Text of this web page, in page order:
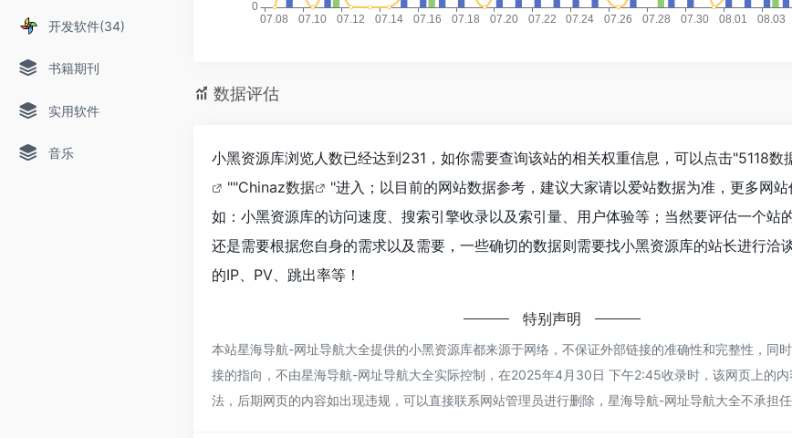
开发软件(34)
书籍期刊
实用软件
音乐
数据评估
小黑资源库浏览人数已经达到231，如你需要查询该站的相关权重信息，可以点击"5118数
""Chinaz数据
"进入；以目前的网站数据参考，建议大家请以爱站数据为准，更多网
如：小黑资源库的访问速度、搜索引擎收录以及索引量、用户体验等；当然要评估一个站
还是需要根据您自身的需求以及需要，一些确切的数据则需要找小黑资源库的站长进行洽
的IP、PV、跳出率等！
特别声明
本站星海导航-网址导航大全提供的小黑资源库都来源于网络，不保证外部链接的准确性和完整性，同
接的指向，不由星海导航-网址导航大全实际控制，在2025年4月30日 下午2:45收录时，该网页上的内
法，后期网页的内容如出现违规，可以直接联系网站管理员进行删除，星海导航-网址导航大全不承担任